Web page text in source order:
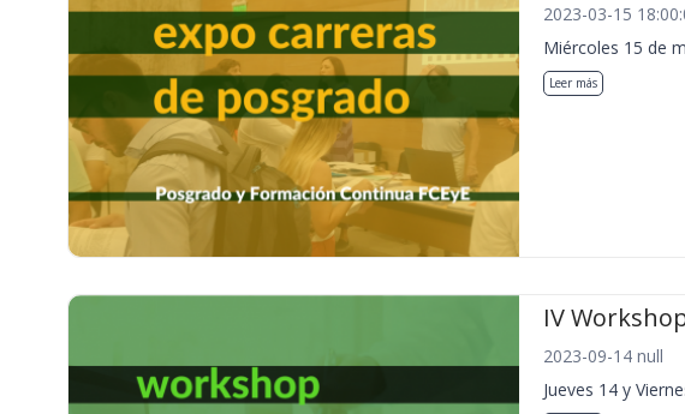
2023-03-15
Miércoles 15 de
Leer más
IV
2023-09-14 null
Jueves 14 y